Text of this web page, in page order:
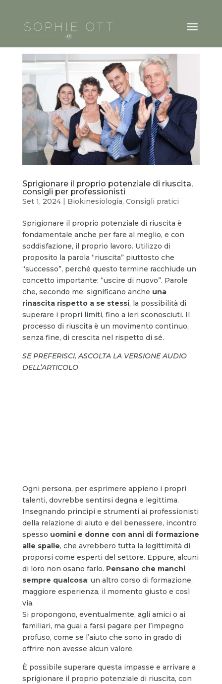
Sprigionare il proprio potenziale di riuscita,
consigli per professionisti
Set 1, 2024| Biokinesiologia, Consigli pratici
Sprigionare il proprio potenziale di riuscita è
fondamentale anche per fare al meglio, e con
soddisfazione, il proprio lavoro. Utilizzo di
proposito la parola “riuscita” piuttosto che
“successo”, perché questo termine racchiude un
concetto importante: “uscire di nuovo”. Parole
che, secondo me, significano anche una
rinascita rispetto a se stessi, la possibilità di
superare i propri limiti, fino a ieri sconosciuti. Il
processo di riuscita è un movimento continuo,
senza fine, di crescita nel rispetto di sé.
SE PREFERISCI, ASCOLTA LA VERSIONE AUDIO
DELL’ARTICOLO
Ogni persona, per esprimere appieno i propri
talenti, dovrebbe sentirsi degna e legittima.
Insegnando principi e strumenti ai professionisti
della relazione di aiuto e del benessere, incontro
spesso uomini e donne con anni di formazione
alle spalle, che avrebbero tutta la legittimità di
proporsi come esperti del settore. Eppure, alcuni
di loro non osano farlo. Pensano che manchi
sempre qualcosa: un altro corso di formazione,
maggiore esperienza, il momento giusto e così
via.
Si propongono, eventualmente, agli amici o ai
familiari, ma guai a farsi pagare per l’impegno
profuso, come se l’aiuto che sono in grado di
offrire non avesse alcun valore.
È possibile superare questa impasse e arrivare a
sprigionare il proprio potenziale di riuscita, con